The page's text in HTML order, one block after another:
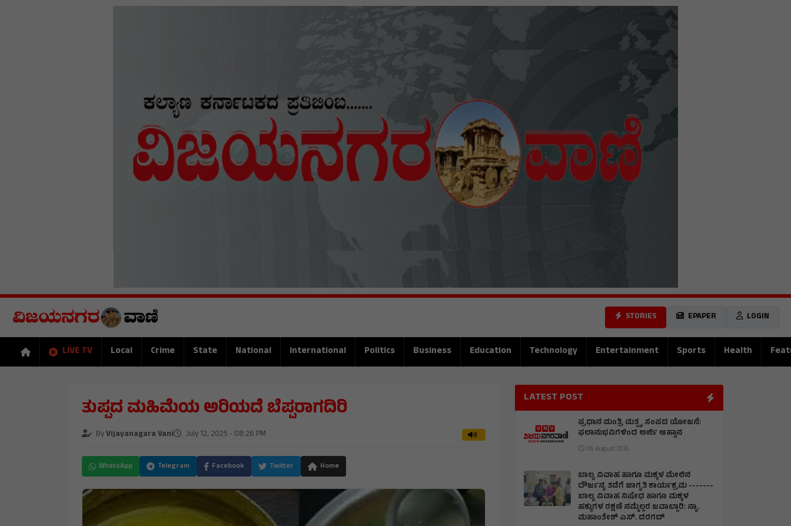
STORIES EPAPER LOGIN
LIVE TV Local Crime State National International Politics Business Education Technology Entertainment Sports Health
ತುಪ್ಪದ ಮಹಿಮೆಯ ಅರಿಯದೆ ಬೆಪ್ಪರಾಗದಿರಿ
ByVijayanagara Vani July 12, 2025 - 08:26 PM
WhatsApp Telegram Facebook Twitter Home
LATEST POST
ಪ್ರಧಾನ ಮಂತ್ರಿ ಮತ್ಸ್ಯ ಸಂಪದ ಯೋಜನೆ:
ಫಲಾನುಭವಿಗಳಿಂದ ಅರ್ಜಿ ಆಹ್ವಾನ
06 August 2026
ಬಾಲ್ಯ ವಿವಾಹ ಹಾಗೂ ಮಕ್ಕಳ ಮೇಲಿನ
ದೌರ್ಜನ್ಯ ತಡೆಗೆ ಜಾಗೃತಿ ಕಾರ್ಯಕ್ರಮ -------
ಬಾಲ್ಯ ವಿವಾಹ ನಿಷೇಧ ಹಾಗೂ ಮಕ್ಕಳ
ಹಕ್ಕುಗಳ ರಕ್ಷಣೆ ನಮ್ಮೆಲ್ಲರ ಜವಾಬ್ದಾರಿ: ನ್ಯಾ.
ಮಹಾಂತೇಶ್ ಎಸ್. ದರಗದ್